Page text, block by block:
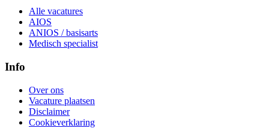
Alle vacatures
AIOS
ANIOS / basisarts
Medisch specialist
Info
Over ons
Vacature plaatsen
Disclaimer
Cookieverklaring